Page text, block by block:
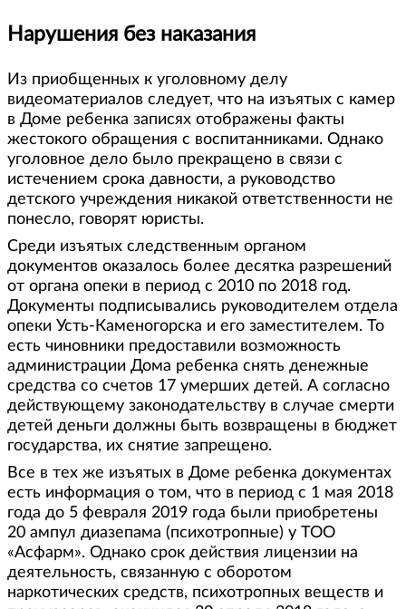
Нарушения без наказания
Из приобщенных к уголовному делу
видеоматериалов следует, что на изъятых с камер
в Доме ребенка записях отображены факты
жестокого обращения с воспитанниками. Однако
уголовное дело было прекращено в связи с
истечением срока давности, а руководство
детского учреждения никакой ответственности не
понесло, говорят юристы.
Среди изъятых следственным органом
документов оказалось более десятка разрешений
от органа опеки в период с 2010 по 2018 год.
Документы подписывались руководителем отдела
опеки Усть-Каменогорска и его заместителем. То
есть чиновники предоставили возможность
администрации Дома ребенка снять денежные
средства со счетов 17 умерших детей. А согласно
действующему законодательству в случае смерти
детей деньги должны быть возвращены в бюджет
государства, их снятие запрещено.
Все в тех же изъятых в Доме ребенка документах
есть информация о том, что в период с 1 мая 2018
года до 5 февраля 2019 года были приобретены
20 ампул диазепама (психотропные) у ТОО
«Асфарм». Однако срок действия лицензии на
деятельность, связанную с оборотом
наркотических средств, психотропных веществ и